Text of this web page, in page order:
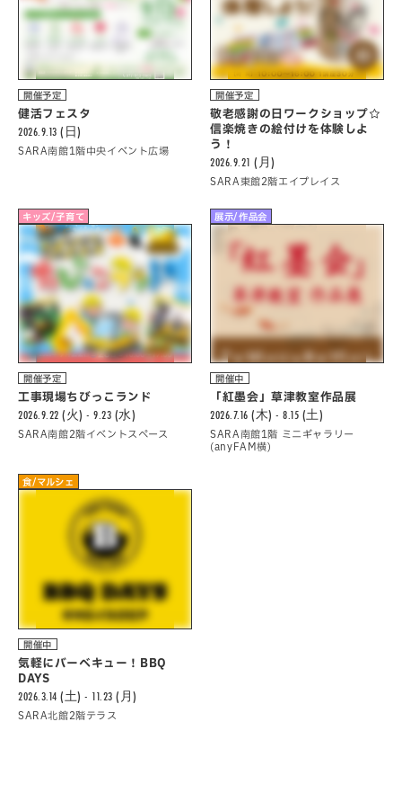
開催予定
健活フェスタ
2026.9.13 (日)
SARA南館1階中央イベント広場
開催予定
敬老感謝の日ワークショップ☆
信楽焼きの絵付けを体験しよ
う！
2026.9.21 (月)
SARA東館2階エイプレイス
キッズ/子育て
開催予定
工事現場ちびっこランド
2026.9.22 (火) - 9.23 (水)
SARA南館2階イベントスペース
展示/作品会
開催中
「紅墨会」草津教室作品展
2026.7.16 (木) - 8.15 (土)
SARA南館1階 ミニギャラリー
(anyFAM横)
食/マルシェ
開催中
気軽にバーべキュー！BBQ
DAYS
2026.3.14 (土) - 11.23 (月)
SARA北館2階テラス